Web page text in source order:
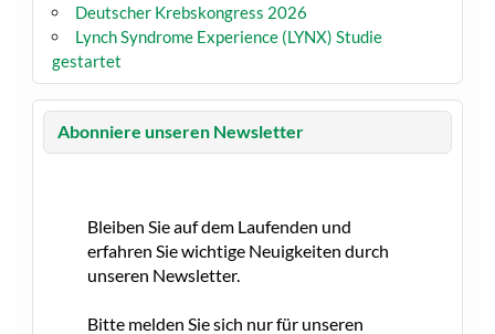
Deutscher Krebskongress 2026
Lynch Syndrome Experience (LYNX) Studie
gestartet
Abonniere unseren Newsletter
Bleiben Sie auf dem Laufenden und
erfahren Sie wichtige Neuigkeiten durch
unseren Newsletter.
Bitte melden Sie sich nur für unseren